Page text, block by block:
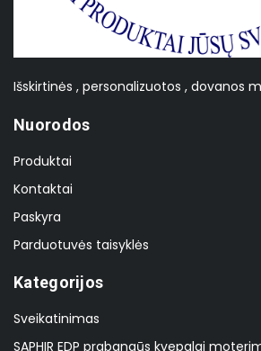
Išskirtinės , personalizuotos , dovanos
Nuorodos
Produktai
Kontaktai
Paskyra
Parduotuvės taisyklės
Kategorijos
Sveikatinimas
SAPHIR EDP prabangūs kvepalai